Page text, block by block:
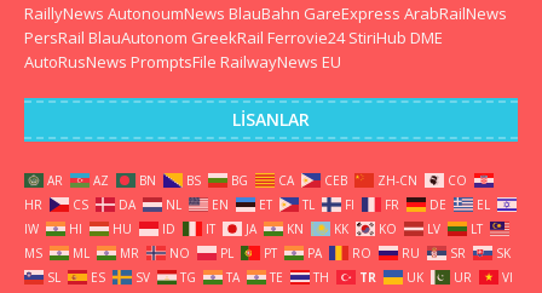
RaillyNews AutonoumNews BlauBahn GareExpress ArabRailNews
PersRail BlauAutonom GreekRail Ferrovie24 StiriHub DME
AutoRusNews PromptsFile RailwayNews EU
LISANLAR
AR AZ BN BS BG CA CEB ZH-CN
CO
HR
CS DA NL EN ET TL FI FR DE
EL
IW
HI HU ID IT JA KN KK KO LV
LT
MS
ML MR NO PL PT PA RO RU SR
SK
SL
ES SV TG TA TE TH TR UK UR VI